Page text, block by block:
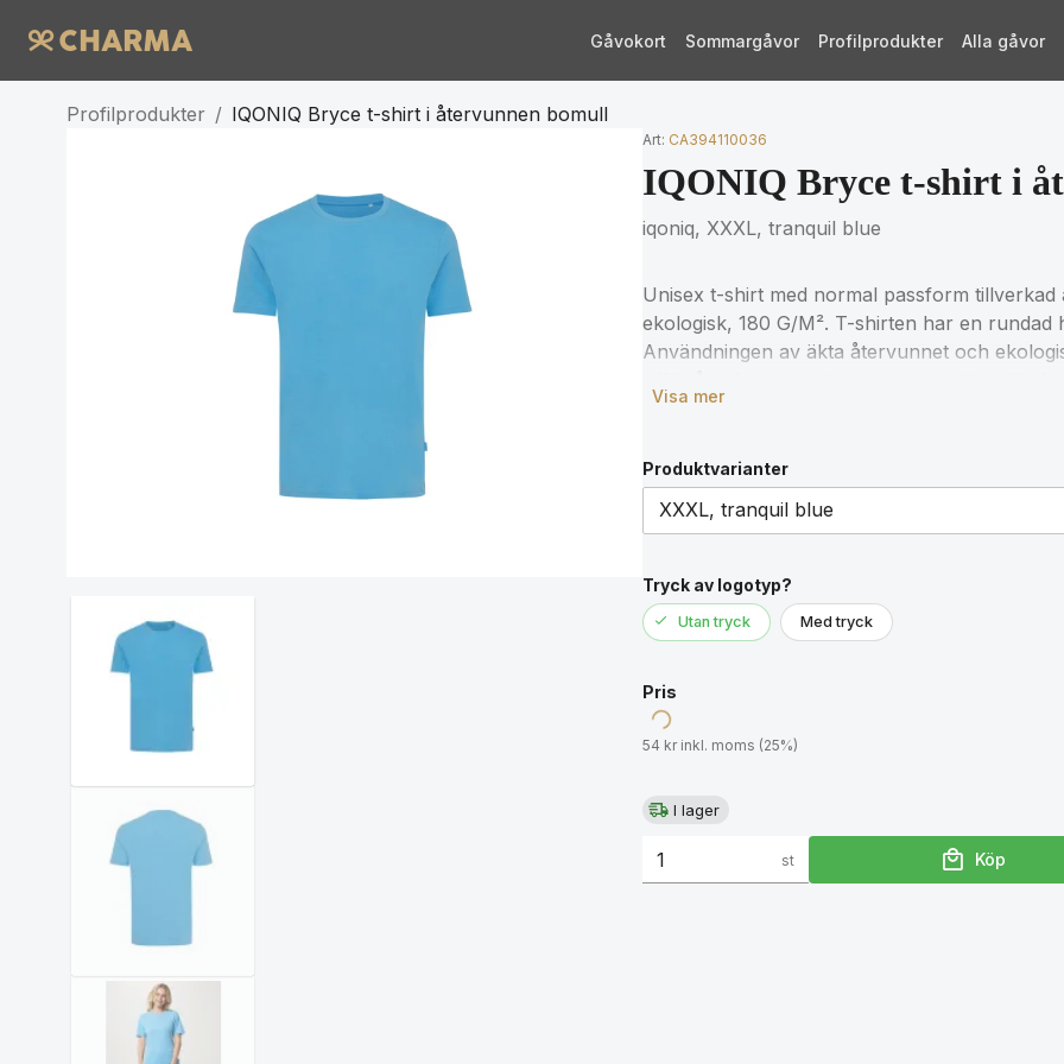
Gåvokort Sommargåvor Profilprodukter Alla gåvor
Profilprodukter / IQONIQ Bryce t-shirt i återvunnen bomull
Art: CA394110036
IQONIQ Bryce t-shirt i
iqoniq, XXXL, tranquil blue
Unisex t-shirt med normal passform
ekologisk, 180 G/M². T-shirten har en
Användningen av äkta återvunnet och
blockkedjeteknik. Genom att skanna QR-
OEKO-TEX® STANDARD 100 2303045
garns egenskaper kan orenheter och
Visa mer
Produktvarianter
Tryck av logotyp?
Utan tryck Med tryck
Pris
54 kr inkl. moms (25%)
I lager
st Köp